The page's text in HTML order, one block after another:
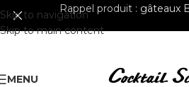
Skip to navigation
Skip to main content
Rappel produit : gâteaux
MENU